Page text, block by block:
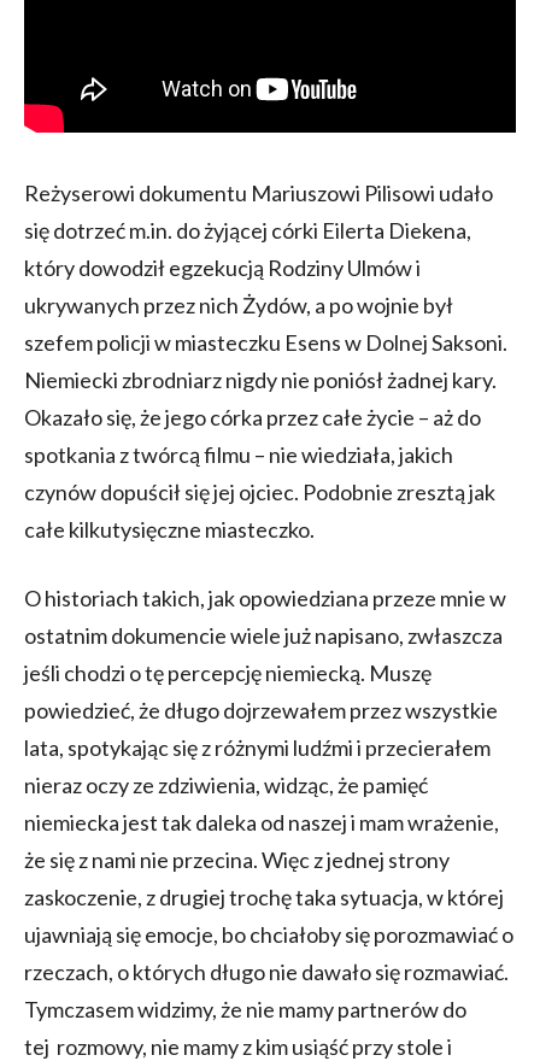
Reżyserowi dokumentu Mariuszowi Pilisowi udało
się dotrzeć m.in. do żyjącej córki Eilerta Diekena,
który dowodził egzekucją Rodziny Ulmów i
ukrywanych przez nich Żydów, a po wojnie był
szefem policji w miasteczku Esens w Dolnej Saksoni.
Niemiecki zbrodniarz nigdy nie poniósł żadnej kary.
Okazało się, że jego córka przez całe życie – aż do
spotkania z twórcą filmu – nie wiedziała, jakich
czynów dopuścił się jej ojciec. Podobnie zresztą jak
całe kilkutysięczne miasteczko.
O historiach takich, jak opowiedziana przeze mnie w
ostatnim dokumencie wiele już napisano, zwłaszcza
jeśli chodzi o tę percepcję niemiecką. Muszę
powiedzieć, że długo dojrzewałem przez wszystkie
lata, spotykając się z różnymi ludźmi i przecierałem
nieraz oczy ze zdziwienia, widząc, że pamięć
niemiecka jest tak daleka od naszej i mam wrażenie,
że się z nami nie przecina. Więc z jednej strony
zaskoczenie, z drugiej trochę taka sytuacja, w której
ujawniają się emocje, bo chciałoby się porozmawiać o
rzeczach, o których długo nie dawało się rozmawiać.
Tymczasem widzimy, że nie mamy partnerów do
tej rozmowy, nie mamy z kim usiąść przy stole i